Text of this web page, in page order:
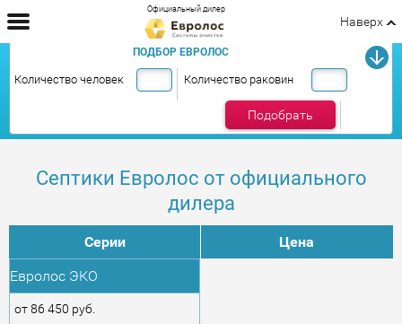
Официальный дилер
Наверх
ПОДБОР ЕВРОЛОС
Количество человек Количество раковин
Подобрать
Септики Евролос от официального
дилера
Серии
Цена
Евролос ЭКО
от 86 450 руб.